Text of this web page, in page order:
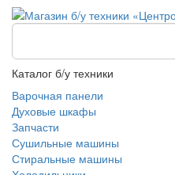
Каталог б/у техники
Варочная панели
Духовые шкафы
Запчасти
Сушильные машины
Стиральные машины